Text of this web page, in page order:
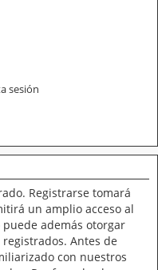
sesión
Registrarse tomará
un amplio acceso al
además otorgar
Antes de
con nuestros